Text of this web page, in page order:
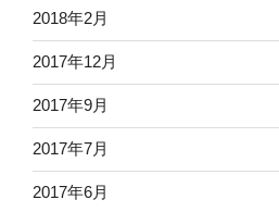
2018年2月
2017年12月
2017年9月
2017年7月
2017年6月